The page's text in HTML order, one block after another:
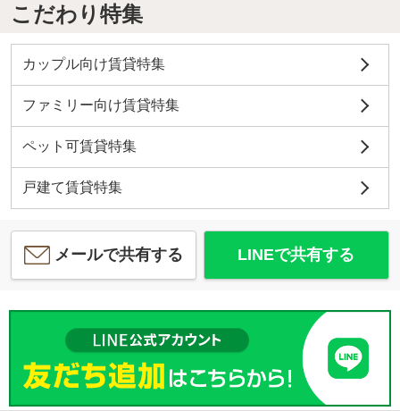
こだわり特集
カップル向け賃貸特集
ファミリー向け賃貸特集
ペット可賃貸特集
戸建て賃貸特集
メールで共有する LINEで共有する